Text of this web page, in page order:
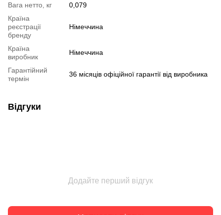
Вага нетто, кг
0,079
Країна
реєстрації
бренду
Німеччина
Країна
виробник
Німеччина
Гарантійний
термін
36 місяців офіційної гарантії від виробника
Відгуки
Додайте перший відгук